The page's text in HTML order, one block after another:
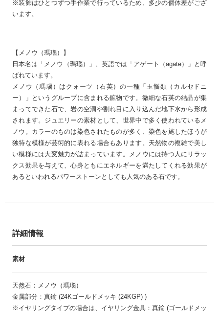
※装飾はひとつずつ手作業で行っているため、多少の個体差がござ
います。
【メノウ（瑪瑙）】
日本名は「メノウ（瑪瑙）」、英語では「アゲート（agate）」と呼
ばれています。
メノウ（瑪瑙）はクォーツ（石英）の一種「玉髄類（カルセドニ
ー）」というグループに含まれる鉱物です。微細な石英の結晶が集
まってできた石で、岩の空洞や割れ目に入り込んだ地下水から形成
されます。ジュエリーの素材として、世界中で多く使われているメ
ノウ。カラーのものは染色されたものが多く、染色を施したほうが
独特な模様が芸術的に表れる場合もあります。天然物の複雑で美し
い模様には大変魅力が詰まっています。メノウには持つ人にリラッ
クス効果を与えて、心身ともにエネルギーを満たしてくれる効果が
あるといわれるパワーストーンとしても人気のある石です。
詳細情報
素材
天然石：メノウ（瑪瑙）
金属部分：真鍮 (24Kゴールドメッキ (24KGP) )
※イヤリングタイプの場合は、イヤリング金具：真鍮 (ゴールドメッ